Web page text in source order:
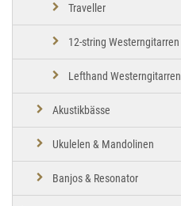
Traveller
12-string Westerngitarren
Lefthand Westerngitarren
Akustikbässe
Ukulelen & Mandolinen
Banjos & Resonator